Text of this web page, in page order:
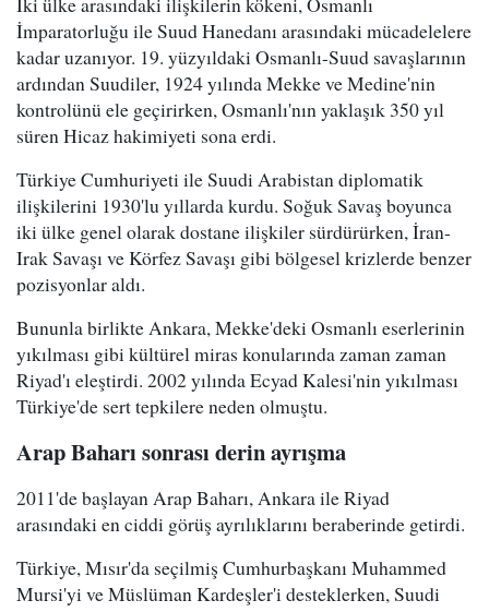
İmparatorluğu ile Suud Hanedanı arasındaki mücadelelere
kadar uzanıyor. 19. yüzyıldaki Osmanlı-Suud savaşlarının
ardından Suudiler, 1924 yılında Mekke ve Medine'nin
kontrolünü ele geçirirken, Osmanlı'nın yaklaşık 350 yıl
süren Hicaz hakimiyeti sona erdi.
Türkiye Cumhuriyeti ile Suudi Arabistan diplomatik
ilişkilerini 1930'lu yıllarda kurdu. Soğuk Savaş boyunca
iki ülke genel olarak dostane ilişkiler sürdürürken, İran-
Irak Savaşı ve Körfez Savaşı gibi bölgesel krizlerde benzer
pozisyonlar aldı.
Bununla birlikte Ankara, Mekke'deki Osmanlı eserlerinin
yıkılması gibi kültürel miras konularında zaman zaman
Riyad'ı eleştirdi. 2002 yılında Ecyad Kalesi'nin yıkılması
Türkiye'de sert tepkilere neden olmuştu.
Arap Baharı sonrası derin ayrışma
2011'de başlayan Arap Baharı, Ankara ile Riyad
arasındaki en ciddi görüş ayrılıklarını beraberinde getirdi.
Türkiye, Mısır'da seçilmiş Cumhurbaşkanı Muhammed
Mursi'yi ve Müslüman Kardeşler'i desteklerken, Suudi